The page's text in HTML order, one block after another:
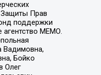
Защиты Прав
поддержки
агентство МЕМО.
Вадимовна,
Бойко
Олег